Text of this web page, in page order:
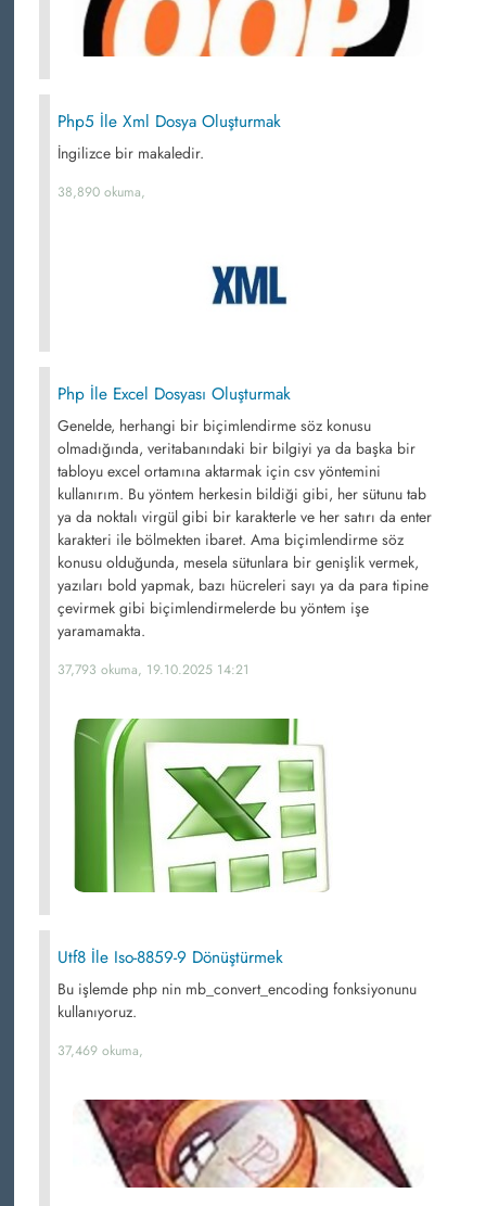
Php5 İle Xml Dosya Oluşturmak
İngilizce bir makaledir.
38,890 okuma,
Php İle Excel Dosyası Oluşturmak
Genelde, herhangi bir biçimlendirme söz konusu
olmadığında, veritabanındaki bir bilgiyi ya da başka bir
tabloyu excel ortamına aktarmak için csv yöntemini
kullanırım. Bu yöntem herkesin bildiği gibi, her sütunu tab
ya da noktalı virgül gibi bir karakterle ve her satırı da enter
karakteri ile bölmekten ibaret. Ama biçimlendirme söz
konusu olduğunda, mesela sütunlara bir genişlik vermek,
yazıları bold yapmak, bazı hücreleri sayı ya da para tipine
çevirmek gibi biçimlendirmelerde bu yöntem işe
yaramamakta.
37,793 okuma, 19.10.2025 14:21
Utf8 İle Iso-8859-9 Dönüştürmek
Bu işlemde php nin mb_convert_encoding fonksiyonunu
kullanıyoruz.
37,469 okuma,